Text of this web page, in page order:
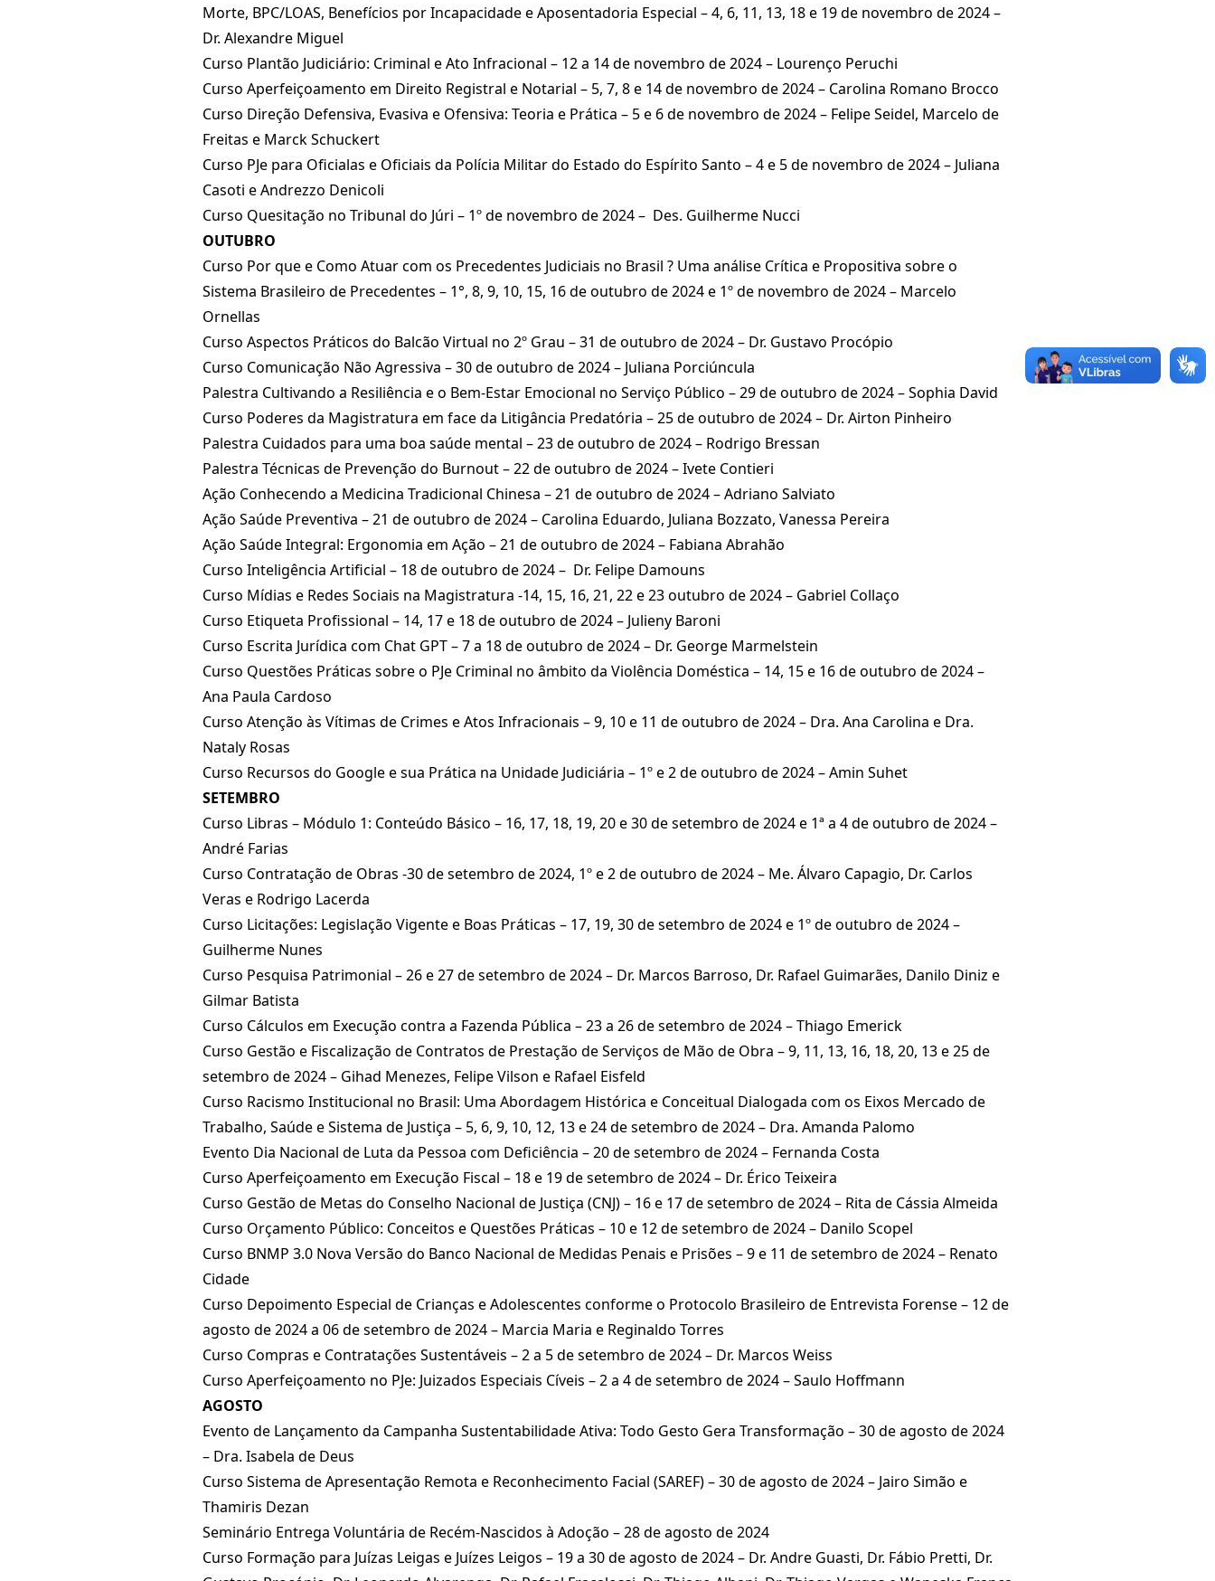
Morte, BPC/LOAS, Benefícios por Incapacidade e Aposentadoria Especial – 4, 6, 11, 13, 18 e 19 de novembro de 2024 –
Dr. Alexandre Miguel
Curso Plantão Judiciário: Criminal e Ato Infracional – 12 a 14 de novembro de 2024 – Lourenço Peruchi
Curso Aperfeiçoamento em Direito Registral e Notarial – 5, 7, 8 e 14 de novembro de 2024 – Carolina Romano Brocco
Curso Direção Defensiva, Evasiva e Ofensiva: Teoria e Prática – 5 e 6 de novembro de 2024 – Felipe Seidel, Marcelo de
Freitas e Marck Schuckert
Curso PJe para Oficialas e Oficiais da Polícia Militar do Estado do Espírito Santo – 4 e 5 de novembro de 2024 – Juliana
Casoti e Andrezzo Denicoli
Curso Quesitação no Tribunal do Júri – 1º de novembro de 2024 – Des. Guilherme Nucci
OUTUBRO
Curso Por que e Como Atuar com os Precedentes Judiciais no Brasil ? Uma análise Crítica e Propositiva sobre o
Sistema Brasileiro de Precedentes – 1°, 8, 9, 10, 15, 16 de outubro de 2024 e 1º de novembro de 2024 – Marcelo
Ornellas
Curso Aspectos Práticos do Balcão Virtual no 2º Grau – 31 de outubro de 2024 – Dr. Gustavo Procópio
Curso Comunicação Não Agressiva – 30 de outubro de 2024 – Juliana Porciúncula
Palestra Cultivando a Resiliência e o Bem-Estar Emocional no Serviço Público – 29 de outubro de 2024 – Sophia David
Curso Poderes da Magistratura em face da Litigância Predatória – 25 de outubro de 2024 – Dr. Airton Pinheiro
Palestra Cuidados para uma boa saúde mental – 23 de outubro de 2024 – Rodrigo Bressan
Palestra Técnicas de Prevenção do Burnout – 22 de outubro de 2024 – Ivete Contieri
Ação Conhecendo a Medicina Tradicional Chinesa – 21 de outubro de 2024 – Adriano Salviato
Ação Saúde Preventiva – 21 de outubro de 2024 – Carolina Eduardo, Juliana Bozzato, Vanessa Pereira
Ação Saúde Integral: Ergonomia em Ação – 21 de outubro de 2024 – Fabiana Abrahão
Curso Inteligência Artificial – 18 de outubro de 2024 – Dr. Felipe Damouns
Curso Mídias e Redes Sociais na Magistratura -14, 15, 16, 21, 22 e 23 outubro de 2024 – Gabriel Collaço
Curso Etiqueta Profissional – 14, 17 e 18 de outubro de 2024 – Julieny Baroni
Curso Escrita Jurídica com Chat GPT – 7 a 18 de outubro de 2024 – Dr. George Marmelstein
Curso Questões Práticas sobre o PJe Criminal no âmbito da Violência Doméstica – 14, 15 e 16 de outubro de 2024 –
Ana Paula Cardoso
Curso Atenção às Vítimas de Crimes e Atos Infracionais – 9, 10 e 11 de outubro de 2024 – Dra. Ana Carolina e Dra.
Nataly Rosas
Curso Recursos do Google e sua Prática na Unidade Judiciária – 1º e 2 de outubro de 2024 – Amin Suhet
SETEMBRO
Curso Libras – Módulo 1: Conteúdo Básico – 16, 17, 18, 19, 20 e 30 de setembro de 2024 e 1ª a 4 de outubro de 2024 –
André Farias
Curso Contratação de Obras -30 de setembro de 2024, 1º e 2 de outubro de 2024 – Me. Álvaro Capagio, Dr. Carlos
Veras e Rodrigo Lacerda
Curso Licitações: Legislação Vigente e Boas Práticas – 17, 19, 30 de setembro de 2024 e 1º de outubro de 2024 –
Guilherme Nunes
Curso Pesquisa Patrimonial – 26 e 27 de setembro de 2024 – Dr. Marcos Barroso, Dr. Rafael Guimarães, Danilo Diniz e
Gilmar Batista
Curso Cálculos em Execução contra a Fazenda Pública – 23 a 26 de setembro de 2024 – Thiago Emerick
Curso Gestão e Fiscalização de Contratos de Prestação de Serviços de Mão de Obra – 9, 11, 13, 16, 18, 20, 13 e 25 de
setembro de 2024 – Gihad Menezes, Felipe Vilson e Rafael Eisfeld
Curso Racismo Institucional no Brasil: Uma Abordagem Histórica e Conceitual Dialogada com os Eixos Mercado de
Trabalho, Saúde e Sistema de Justiça – 5, 6, 9, 10, 12, 13 e 24 de setembro de 2024 – Dra. Amanda Palomo
Evento Dia Nacional de Luta da Pessoa com Deficiência – 20 de setembro de 2024 – Fernanda Costa
Curso Aperfeiçoamento em Execução Fiscal – 18 e 19 de setembro de 2024 – Dr. Érico Teixeira
Curso Gestão de Metas do Conselho Nacional de Justiça (CNJ) – 16 e 17 de setembro de 2024 – Rita de Cássia Almeida
Curso Orçamento Público: Conceitos e Questões Práticas – 10 e 12 de setembro de 2024 – Danilo Scopel
Curso BNMP 3.0 Nova Versão do Banco Nacional de Medidas Penais e Prisões – 9 e 11 de setembro de 2024 – Renato
Cidade
Curso Depoimento Especial de Crianças e Adolescentes conforme o Protocolo Brasileiro de Entrevista Forense – 12 de
agosto de 2024 a 06 de setembro de 2024 – Marcia Maria e Reginaldo Torres
Curso Compras e Contratações Sustentáveis – 2 a 5 de setembro de 2024 – Dr. Marcos Weiss
Curso Aperfeiçoamento no PJe: Juizados Especiais Cíveis – 2 a 4 de setembro de 2024 – Saulo Hoffmann
AGOSTO
Evento de Lançamento da Campanha Sustentabilidade Ativa: Todo Gesto Gera Transformação – 30 de agosto de 2024
– Dra. Isabela de Deus
Curso Sistema de Apresentação Remota e Reconhecimento Facial (SAREF) – 30 de agosto de 2024 – Jairo Simão e
Thamiris Dezan
Seminário Entrega Voluntária de Recém-Nascidos à Adoção – 28 de agosto de 2024
Curso Formação para Juízas Leigas e Juízes Leigos – 19 a 30 de agosto de 2024 – Dr. Andre Guasti, Dr. Fábio Pretti, Dr.